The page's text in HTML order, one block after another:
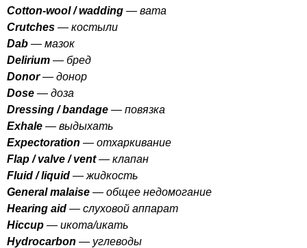
Cotton-wool/wadding — вата
Crutches — костыли
Dab — мазок
Delirium — бред
Donor— донор
Dose — доза
Dressing /bandage — повязка
Exhale — выдыхать
Expectoration — отхаркивание
Flap /valve /vent— клапан
Fluid /liquid — жидкость
General malaise — общее недомогание
Hearing aid — слуховой аппарат
Hiccup — икота/икать
Hydrocarbon — углеводы